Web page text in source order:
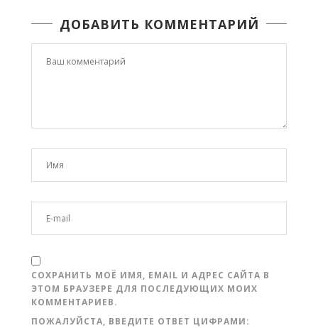
ДОБАВИТЬ КОММЕНТАРИЙ
СОХРАНИТЬ МОЁ ИМЯ, EMAIL И АДРЕС САЙТА В
ЭТОМ БРАУЗЕРЕ ДЛЯ ПОСЛЕДУЮЩИХ МОИХ
КОММЕНТАРИЕВ.
ПОЖАЛУЙСТА, ВВЕДИТЕ ОТВЕТ ЦИФРАМИ: